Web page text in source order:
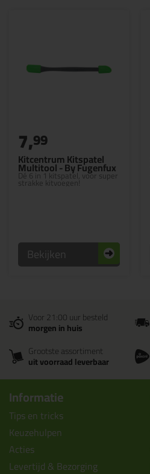
Kitcentrum Kitspatel
Multitool - By Fugenfux
Dé 6 in 1 kitspatel, voor super
strakke kitvoegen!
7,99
Bekijken
Voor 21:00 uur besteld
morgen in huis
Grootste assortiment
uit voorraad leverbaar
Informatie
Tips en tricks
Keuzehulpen
Acties
Levertijd & Bezorging